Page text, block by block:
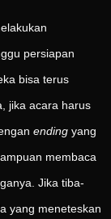
persiapan
bisa terus
jika acara harus
ending yang
membaca
Jika tiba-
yang meneteskan